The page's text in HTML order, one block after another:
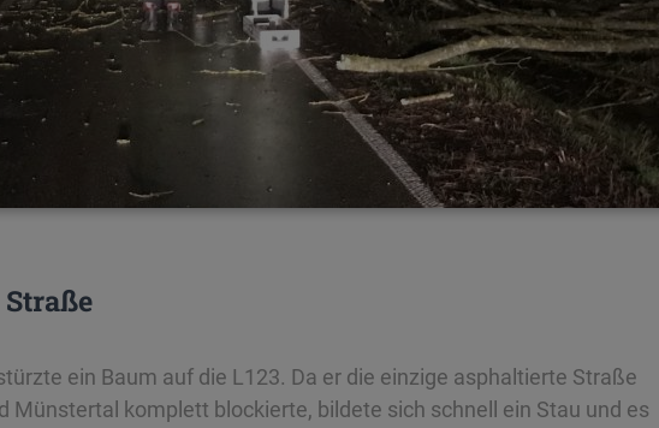
ein Baum auf die L123. Da er die einzige asphaltierte Straße
Münstertal komplett blockierte, bildete sich schnell ein Stau und es